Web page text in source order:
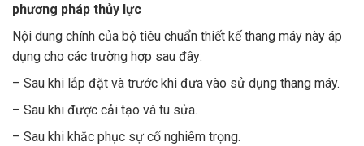
phương pháp thủy lực
Nội dung chính của bộ tiêu chuẩn thiết kế thang máy này áp
dụng cho các trường hợp sau đây:
– Sau khi lắp đặt và trước khi đưa vào sử dụng thang máy.
– Sau khi được cải tạo và tu sửa.
– Sau khi khắc phục sự cố nghiêm trọng.